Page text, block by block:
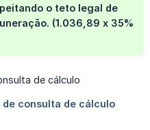
o teto legal de
(1.036,89 x 35%